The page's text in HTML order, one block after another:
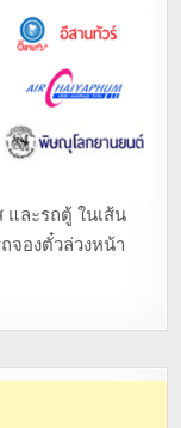
ละรถตู้ ในเส้น
จองตั๋วล่วงหน้า